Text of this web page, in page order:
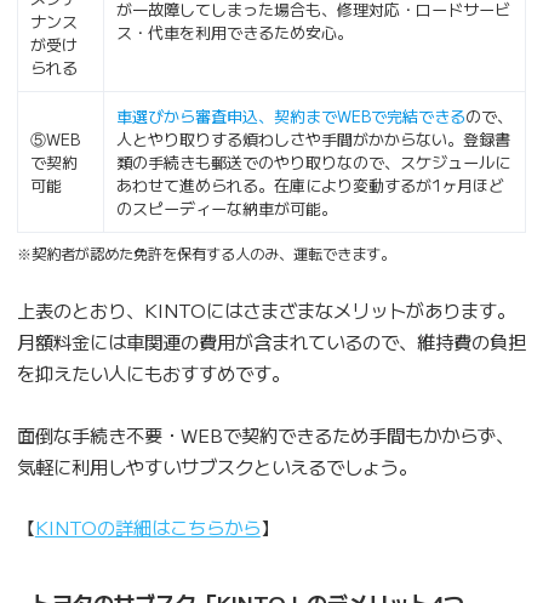
ナンス
が受け
られる
が一故障してしまった場合も、修理対応・ロードサービ
ス・代車を利用できるため安心。
⑤WEB
で契約
可能
車選びから審査申込、契約までWEBで完結できるので、
人とやり取りする煩わしさや手間がかからない。登録書
類の手続きも郵送でのやり取りなので、スケジュールに
あわせて進められる。在庫により変動するが1ヶ月ほど
のスピーディーな納車が可能。
※契約者が認めた免許を保有する人のみ、運転できます。
上表のとおり、KINTOにはさまざまなメリットがあります。
月額料金には車関連の費用が含まれているので、維持費の負担
を抑えたい人にもおすすめです。
面倒な手続き不要・WEBで契約できるため手間もかからず、
気軽に利用しやすいサブスクといえるでしょう。
【KINTOの詳細はこちらから】